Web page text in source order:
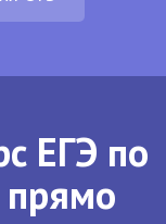
ЕГЭ по
прямо